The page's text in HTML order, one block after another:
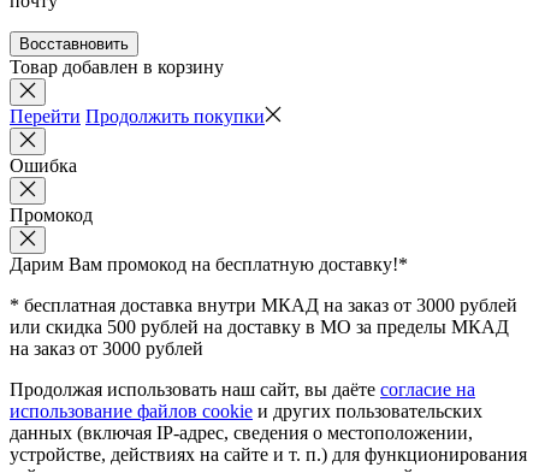
Восставновить
Товар добавлен в корзину
Перейти Продолжить покупки
Ошибка
Промокод
Дарим Вам промокод на бесплатную доставку!*
* бесплатная доставка внутри МКАД на заказ от 3000 рублей
или скидка 500 рублей на доставку в МО за пределы МКАД
на заказ от 3000 рублей
Продолжая использовать наш сайт, вы даёте согласие на
использование файлов cookie и других пользовательских
данных (включая IP-адрес, сведения о местоположении,
устройстве, действиях на сайте и т. п.) для функционирования